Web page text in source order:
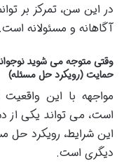
در این سن، تمرکز بر
آگاهانه و مسئولانه است.
وقتی متوجه می شوید
حمایت (رویکرد حل مسئله)
مواجهه با این
است، می تواند یکی از
این شرایط، رویکرد حل
دیگری است.